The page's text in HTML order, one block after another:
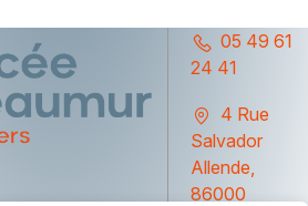
05 49 61
24 41
4 Rue
Salvador
Allende,
86000